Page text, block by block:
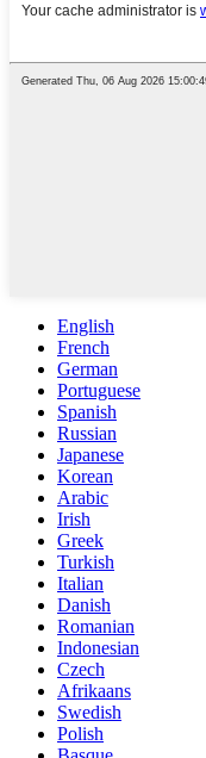
English
French
German
Portuguese
Spanish
Russian
Japanese
Korean
Arabic
Irish
Greek
Turkish
Italian
Danish
Romanian
Indonesian
Czech
Afrikaans
Swedish
Polish